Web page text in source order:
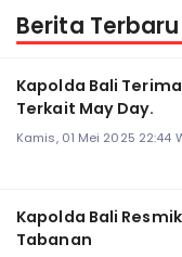
Berita Terbaru
Kapolda Bali
Terkait May Day.
Kamis, 01 Mei 2025 22:44
Kapolda Bali
Tabanan